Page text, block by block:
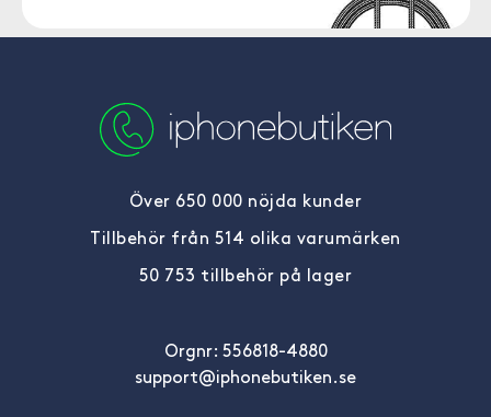
Över 650 000 nöjda kunder
Tillbehör från 514 olika varumärken
50 753 tillbehör på lager
Orgnr: 556818-4880
support@iphonebutiken.se